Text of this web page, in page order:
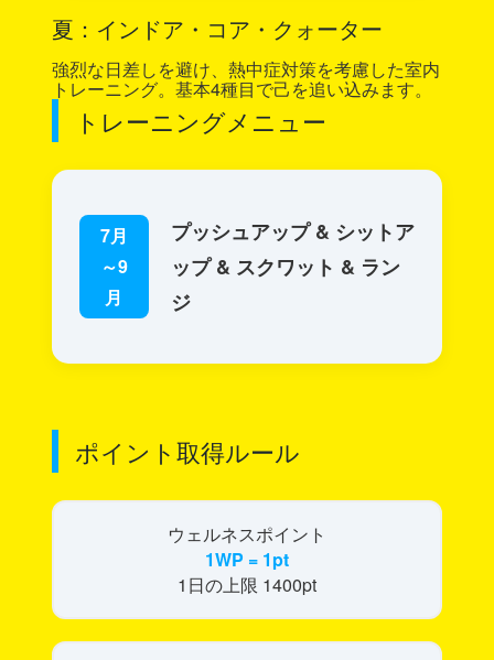
夏：インドア・コア・クォーター
強烈な日差しを避け、熱中症対策を考慮した室内
トレーニング。基本4種目で己を追い込みます。
トレーニングメニュー
7月
～9
月
プッシュアップ & シットア
ップ & スクワット & ラン
ジ
ポイント取得ルール
ウェルネスポイント
1WP = 1pt
1日の上限 1400pt